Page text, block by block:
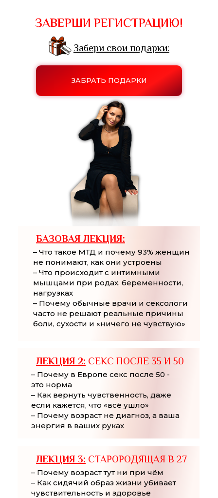
– Почему в Европе секс после 50 -
это норма
– Как вернуть чувственность, даже
если кажется, что «всё ушло»
– Почему возраст не диагноз, а ваша
энергия в ваших руках
ЛЕКЦИЯ 2:СЕКС ПОСЛЕ 35 И 50
– Что такое МТД и почему 93% женщин
не понимают, как они устроены
– Что происходит с интимными
мышцами при родах, беременности,
нагрузках
– Почему обычные врачи и сексологи
часто не решают реальные причины
боли, сухости и «ничего не чувствую»
БАЗОВАЯ ЛЕКЦИЯ:
– Почему возраст тут ни при чём
– Как сидячий образ жизни убивает
чувствительность и здоровье
ЛЕКЦИЯ 3:СТАРОРОДЯЩАЯ В 27
Забери свои подарки:
ЗАБРАТЬ ПОДАРКИ
ЗАВЕРШИ РЕГИСТРАЦИЮ!